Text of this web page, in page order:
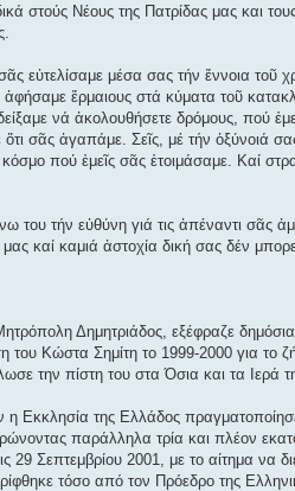
στούς Νέους της Πατρίδας μας και
εὐτελίσαμε μέσα σας τήν ἔννοια τοῦ
ἔρμαιους στά κύματα τοῦ
νά ἀκολουθήσετε δρόμους, πού
σᾶς ἀγαπάμε. Σεῖς, μέ τήν ὀξύνοιά
πού ἐμεῖς σᾶς ἑτοιμάσαμε. Καί
του τήν εὐθύνη γιά τις ἀπέναντι σᾶς
καί καμιά ἀστοχία δική σας δέν
Δημητριάδος, εξέφραζε
Κώστα Σημίτη το 1999-2000 για το
την πίστη του στα Όσια και τα Ιερά
Εκκλησία της Ελλάδος
παράλληλα τρία και πλέον
29 Σεπτεμβρίου 2001, με το αίτημα να
τόσο από τον Πρόεδρο της